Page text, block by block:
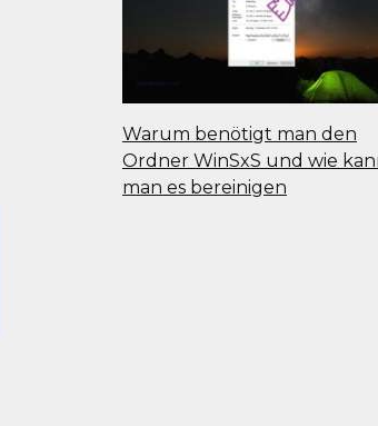
Warum benötigt man den
Ordner WinSxS und wie
man es bereinigen